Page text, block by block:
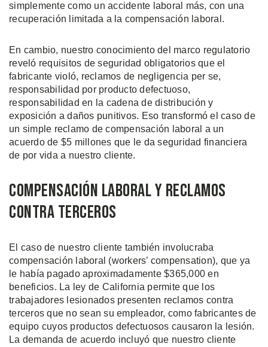
simplemente como un accidente laboral más, con una
recuperación limitada a la compensación laboral.
En cambio, nuestro conocimiento del marco regulatorio
reveló requisitos de seguridad obligatorios que el
fabricante violó, reclamos de negligencia per se,
responsabilidad por producto defectuoso,
responsabilidad en la cadena de distribución y
exposición a daños punitivos. Eso transformó el caso de
un simple reclamo de compensación laboral a un
acuerdo de $5 millones que le da seguridad financiera
de por vida a nuestro cliente.
Compensación Laboral y Reclamos
Contra Terceros
El caso de nuestro cliente también involucraba
compensación laboral (workers’ compensation), que ya
le había pagado aproximadamente $365,000 en
beneficios. La ley de California permite que los
trabajadores lesionados presenten reclamos contra
terceros que no sean su empleador, como fabricantes de
equipo cuyos productos defectuosos causaron la lesión.
La demanda de acuerdo incluyó que nuestro cliente